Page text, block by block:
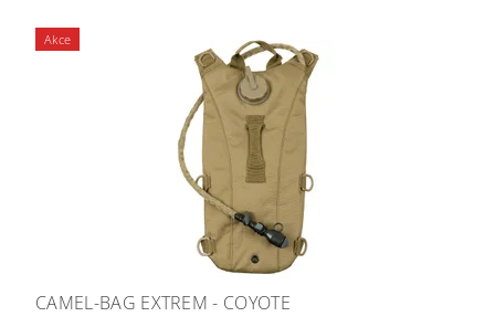
Akce
CAMEL-BAG EXTREM - COYOTE